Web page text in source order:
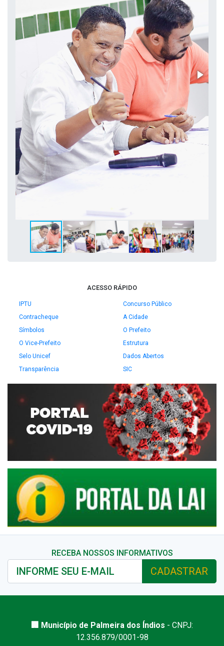
ACESSO RÁPIDO
IPTU
Concurso Público
Contracheque
A Cidade
Símbolos
O Prefeito
O Vice-Prefeito
Estrutura
Selo Unicef
Dados Abertos
Transparência
SIC
RECEBA NOSSOS INFORMATIVOS
CADASTRAR
🏢 Município de Palmeira dos Índios - CNPJ:
12.356.879/0001-98